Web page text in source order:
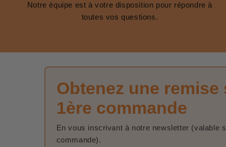
Notre équipe est à votre disposition pour répondre à
toutes vos questions.
Obtenez une remise
1ère commande
En vous inscrivant à notre newsletter (valable
commande).